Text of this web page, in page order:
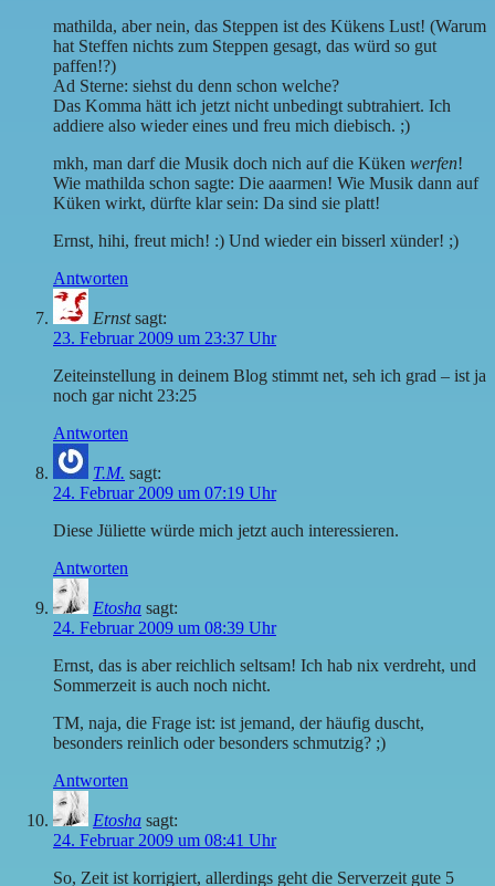
mathilda, aber nein, das Steppen ist des Kükens Lust! (Warum
hat Steffen nichts zum Steppen gesagt, das würd so gut
paffen!?)
Ad Sterne: siehst du denn schon welche?
Das Komma hätt ich jetzt nicht unbedingt subtrahiert. Ich
addiere also wieder eines und freu mich diebisch. ;)
mkh, man darf die Musik doch nich auf die Küken werfen!
Wie mathilda schon sagte: Die aaarmen! Wie Musik dann auf
Küken wirkt, dürfte klar sein: Da sind sie platt!
Ernst, hihi, freut mich! :) Und wieder ein bisserl xünder! ;)
Antworten
Ernst sagt:
23. Februar 2009 um 23:37 Uhr
Zeiteinstellung in deinem Blog stimmt net, seh ich grad – ist ja
noch gar nicht 23:25
Antworten
T.M. sagt:
24. Februar 2009 um 07:19 Uhr
Diese Jüliette würde mich jetzt auch interessieren.
Antworten
Etosha sagt:
24. Februar 2009 um 08:39 Uhr
Ernst, das is aber reichlich seltsam! Ich hab nix verdreht, und
Sommerzeit is auch noch nicht.
TM, naja, die Frage ist: ist jemand, der häufig duscht,
besonders reinlich oder besonders schmutzig? ;)
Antworten
Etosha sagt:
24. Februar 2009 um 08:41 Uhr
So, Zeit ist korrigiert, allerdings geht die Serverzeit gute 5